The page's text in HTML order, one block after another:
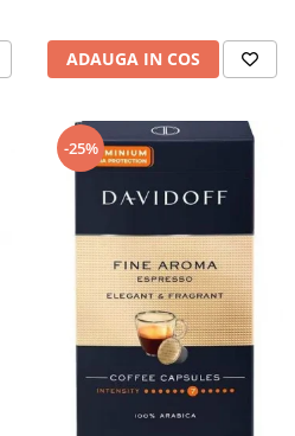
ADAUGA IN COS
-25%